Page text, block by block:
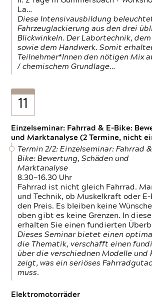
La…
Diese Intensivausbildung
Fahrzeuglackierung aus den drei
Blickwinkeln. Der Labortechnik,
sowie dem Handwerk. Somit
Teilnehmer*Innen den nötigen Mix
/ chemischem Grundlage…
11
Einzelseminar: Fahrrad & E-Bike:
und Marktanalyse (2 Termine, nicht
Termin 2/2: Einzelseminar: Fahrrad
Bike: Bewertung, Schäden und
Marktanalyse
8.30—16.30 Uhr
Fahrrad ist nicht gleich Fahrrad.
und Technik, ob Muskelkraft oder
den Preis. Es bleiben keine
oben gibt es keine Grenzen. In
erhalten Sie einen fundierten
Dieses Seminar bietet einen
die Thematik, verschafft einen
über die verschiednen Modelle und
zeigt, was ein seriöses
muss.
Elektromotorräder